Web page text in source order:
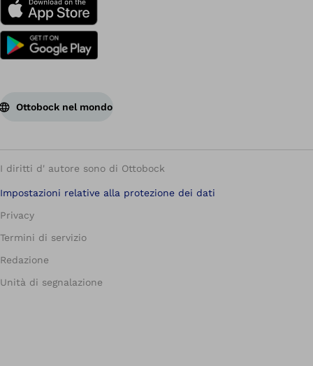
Ottobock nel mondo
I diritti d' autore sono di Ottobock
Impostazioni relative alla protezione dei dati
Privacy
Termini di servizio
Redazione
Unità di segnalazione